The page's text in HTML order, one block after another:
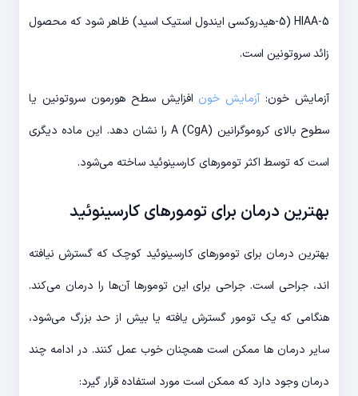
5-HIAA (5-هیدروکسی ایندول استیک اسید) ظاهر شود که محصول
زائد سروتونین است.
آزمایش خون: آزمایش خون افزایش سطح هورمون سروتونین یا
سطوح بالای کروموگرانین A (CgA) را نشان دهد. این ماده دیگری
است که توسط اکثر تومورهای کارسینوئید ساخته می‌شود.
بهترین درمان برای تومورهای کارسینوئید
بهترین درمان برای تومورهای کارسینوئید کوچک که گسترش نیافته
اند، جراحی است. جراحی برای این تومورها آن‌ها را درمان می‌کند.
هنگامی که یک تومور گسترش یافته یا بیش از حد بزرگ می‌شود،
سایر درمان ها ممکن است همچنان خوب عمل کنند. در ادامه چند
درمان وجود دارد که ممکن است مورد استفاده قرار گیرد: